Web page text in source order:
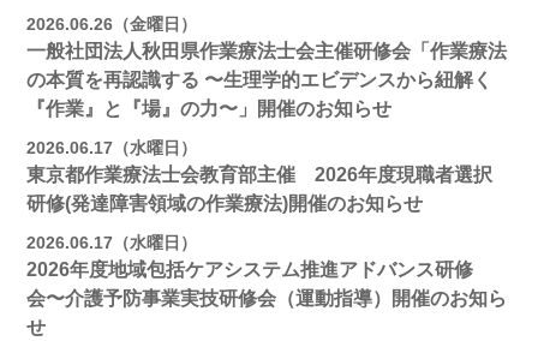
2026.06.26（金曜日）
一般社団法人秋田県作業療法士会主催研修会「作業療法
の本質を再認識する 〜生理学的エビデンスから紐解く
『作業』と『場』の力〜」開催のお知らせ
2026.06.17（水曜日）
東京都作業療法士会教育部主催 2026年度現職者選択
研修(発達障害領域の作業療法)開催のお知らせ
2026.06.17（水曜日）
2026年度地域包括ケアシステム推進アドバンス研修
会〜介護予防事業実技研修会（運動指導）開催のお知ら
せ